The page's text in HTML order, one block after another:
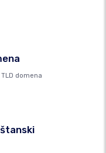
domena